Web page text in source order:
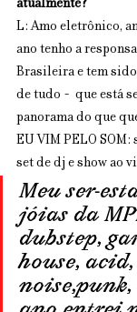
atualmente?
L: Amo eletrônico,
ano tenho a
Brasileira e tem
de tudo -  que está
panorama do que
EU VIM PELO SOM:
set de dj e show ao
Meu ser-
jóias da
dubstep,
house,
noise,punk,